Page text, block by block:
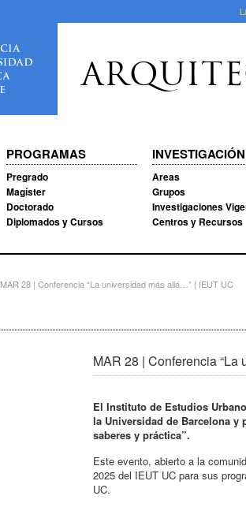
PROGRAMAS
Pregrado
Magíster
Doctorado
Diplomados y Cursos
INVESTIGACIÓN
Areas
Grupos
Investigaciones
Centros y Recursos
MAR 28 | Conferencia “La universidad más allá…” | IEUT UC
MAR 28 | Conferencia
El Instituto de Estudios
la Universidad de Barcelona y
saberes y práctica”.
Este evento, abierto a la
2025 del IEUT UC para sus
UC.